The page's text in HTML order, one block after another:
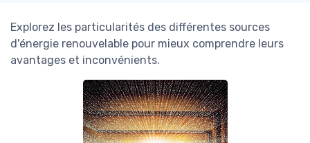
Explorez les particularités des différentes sources
d'énergie renouvelable pour mieux comprendre leurs
avantages et inconvénients.